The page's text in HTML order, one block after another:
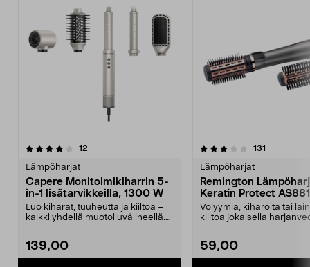
12
Lämpöharjat
Capere Monitoimikiharrin 5-
in-1 lisätarvikkeilla, 1300 W
Luo kiharat, tuuheutta ja kiiltoa –
kaikki yhdellä muotoiluvälineellä.
139,00
3.5 viidestä
131
Lämpöharjat
Remington
Keratin Protect
Volyymia, kiharoita tai
kiiltoa jokaisella
59,00
3.5 viidestä